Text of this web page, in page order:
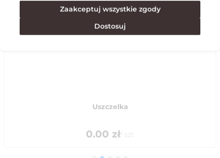
Uszczelka
0.00 zł/ szt
Zaakceptuj wszystkie zgody
Dostosuj